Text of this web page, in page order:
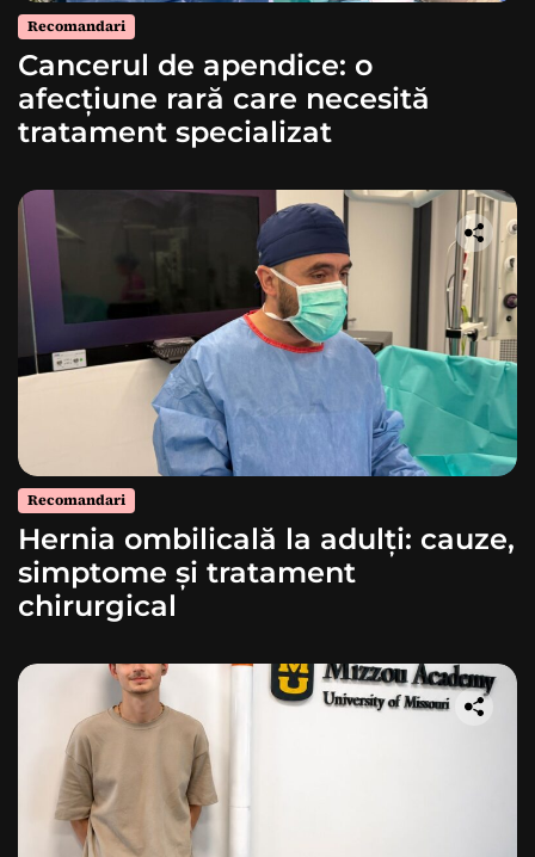
Recomandari
Cancerul de apendice: o
afecțiune rară care necesită
tratament specializat
Recomandari
Hernia ombilicală la adulți: cauze,
simptome și tratament
chirurgical